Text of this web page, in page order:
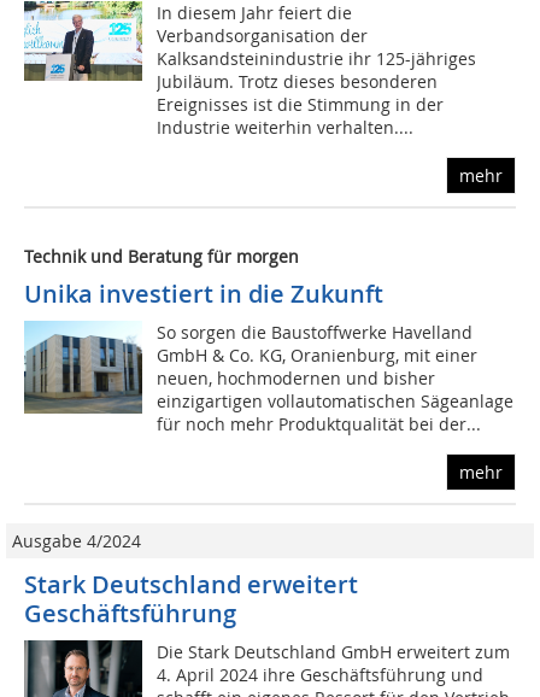
In diesem Jahr feiert die
Verbandsorganisation der
Kalksandsteinindustrie ihr 125-jähriges
Jubiläum. Trotz dieses besonderen
Ereignisses ist die Stimmung in der
Industrie weiterhin verhalten....
mehr
Technik und Beratung für morgen
Unika investiert in die Zukunft
So sorgen die Baustoffwerke Havelland
GmbH & Co. KG, Oranienburg, mit einer
neuen, hochmodernen und bisher
einzigartigen vollautomatischen Sägeanlage
für noch mehr Produktqualität bei der...
mehr
Ausgabe 4/2024
Stark Deutschland erweitert
Geschäftsführung
Die Stark Deutschland GmbH erweitert zum
4. April 2024 ihre Geschäftsführung und